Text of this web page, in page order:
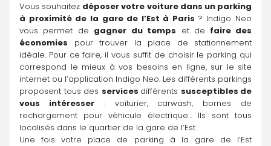
Vous souhaitez déposer votre voiture dans un parking
à proximité de la gare de l’Est à Paris ? Indigo Neo
vous permet de gagner du temps et de faire des
économies pour trouver la place de stationnement
idéale. Pour ce faire, il vous suffit de choisir le parking qui
correspond le mieux à vos besoins en ligne, sur le site
internet ou l’application Indigo Neo. Les différents parkings
proposent tous des services différents susceptibles de
vous intéresser : voiturier, carwash, bornes de
rechargement pour véhicule électrique… Ils sont tous
localisés dans le quartier de la gare de l’Est.
Une fois votre place de parking à la gare de l’Est